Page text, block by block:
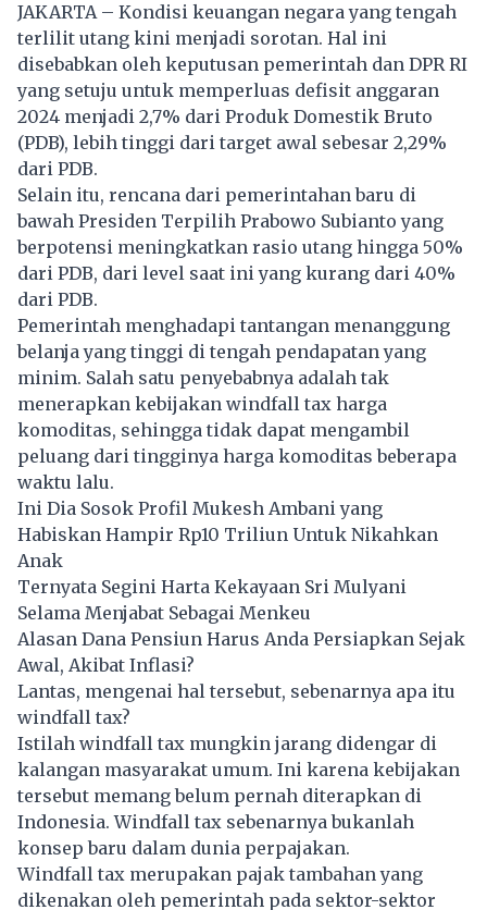
JAKARTA – Kondisi keuangan negara yang tengah
terlilit utang kini menjadi sorotan. Hal ini
disebabkan oleh keputusan pemerintah dan DPR RI
yang setuju untuk memperluas defisit anggaran
2024 menjadi 2,7% dari Produk Domestik Bruto
(PDB), lebih tinggi dari target awal sebesar 2,29%
dari PDB.
Selain itu, rencana dari pemerintahan baru di
bawah Presiden Terpilih Prabowo Subianto yang
berpotensi meningkatkan rasio utang hingga 50%
dari PDB, dari level saat ini yang kurang dari 40%
dari PDB.
Pemerintah menghadapi tantangan menanggung
belanja yang tinggi di tengah pendapatan yang
minim. Salah satu penyebabnya adalah tak
menerapkan kebijakan windfall tax harga
komoditas, sehingga tidak dapat mengambil
peluang dari tingginya harga komoditas beberapa
waktu lalu.
Ini Dia Sosok Profil Mukesh Ambani yang
Habiskan Hampir Rp10 Triliun Untuk Nikahkan
Anak
Ternyata Segini Harta Kekayaan Sri Mulyani
Selama Menjabat Sebagai Menkeu
Alasan Dana Pensiun Harus Anda Persiapkan Sejak
Awal, Akibat Inflasi?
Lantas, mengenai hal tersebut, sebenarnya apa itu
windfall tax?
Istilah windfall tax mungkin jarang didengar di
kalangan masyarakat umum. Ini karena kebijakan
tersebut memang belum pernah diterapkan di
Indonesia. Windfall tax sebenarnya bukanlah
konsep baru dalam dunia perpajakan.
Windfall tax merupakan pajak tambahan yang
dikenakan oleh pemerintah pada sektor-sektor